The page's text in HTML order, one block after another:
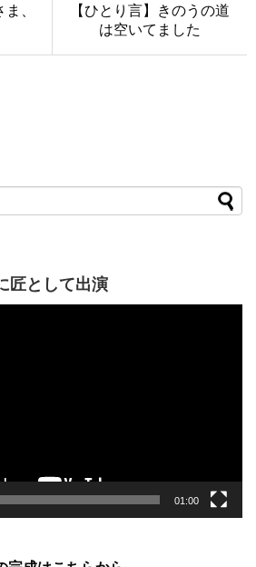
、
【ひとり言】きのうの道
は空いてました
匠として出演
01:00